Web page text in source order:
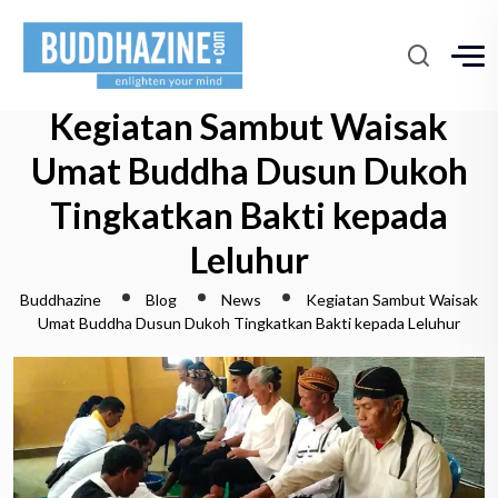
Kegiatan Sambut Waisak
Umat Buddha Dusun Dukoh
Tingkatkan Bakti kepada
Leluhur
Buddhazine Blog News
Kegiatan Sambut Waisak
Umat Buddha Dusun Dukoh Tingkatkan Bakti kepada Leluhur